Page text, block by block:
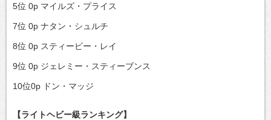
5位 0p マイルズ・プライス
7位 0p ナタン・シュルチ
8位 0p スティービー・レイ
9位 0p ジェレミー・スティーブンス
10位0p ドン・マッジ
【ライトヘビー級ランキング】